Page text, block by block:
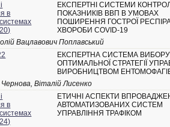
в
ЕКСПЕРТНІ СИСТЕМИ
ПОКАЗНИКІВ ВВП В УМОВАХ
ПОШИРЕННЯ ГОСТРОЇ
ХВОРОБИ COVID-19
Вацлавович Поплавський
ЕКСПЕРТНА СИСТЕМА ВИБОРУ
ОПТИМАЛЬНОЇ СТРАТЕГІЇ
ВИРОБНИЦТВОМ
Чернова, Віталій Лисенко
в
ЕТИЧНІ АСПЕКТИ
АВТОМАТИЗОВАНИХ СИСТЕМ
УПРАВЛІННЯ ТРАФІКОМ